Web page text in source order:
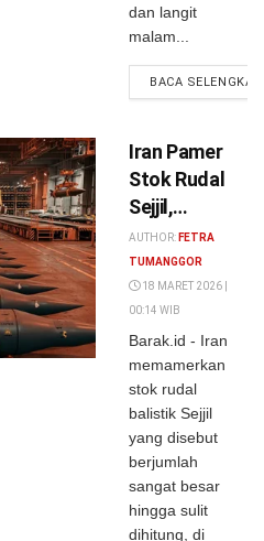
dan langit
malam...
BACA
Iran Pamer
Stok Rudal
Sejjil,
Jumlahnya
Disebut Tak
Terhitung!
AUTHOR: FETRA
TUMANGGOR
18 MARET 2026 |
00:14 WIB
Barak.id - Iran
memamerkan
stok rudal
balistik Sejjil
yang disebut
berjumlah
sangat besar
hingga sulit
dihitung, di